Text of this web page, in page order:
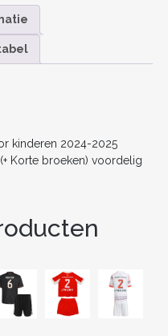
k
e
dI
kinderen 2024-2025
Korte broeken) voordelig